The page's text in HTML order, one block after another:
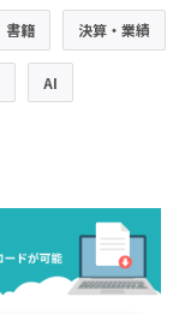
書籍 決算・業績
AI